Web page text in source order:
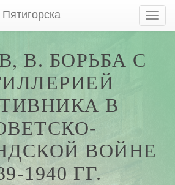
В. БОРЬБА С
В
ВОЙНЕ
1940 ГГ.